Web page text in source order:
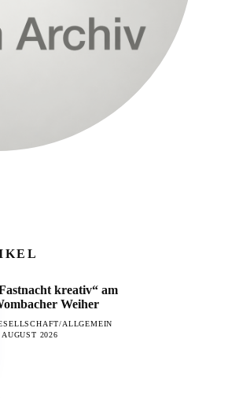
kreativ“ am
Weiher
ALLGEMEIN
AUGUST 2026